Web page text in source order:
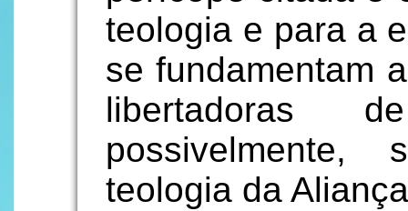
teologia e para a
se fundamentam
possivelmente,
teologia da